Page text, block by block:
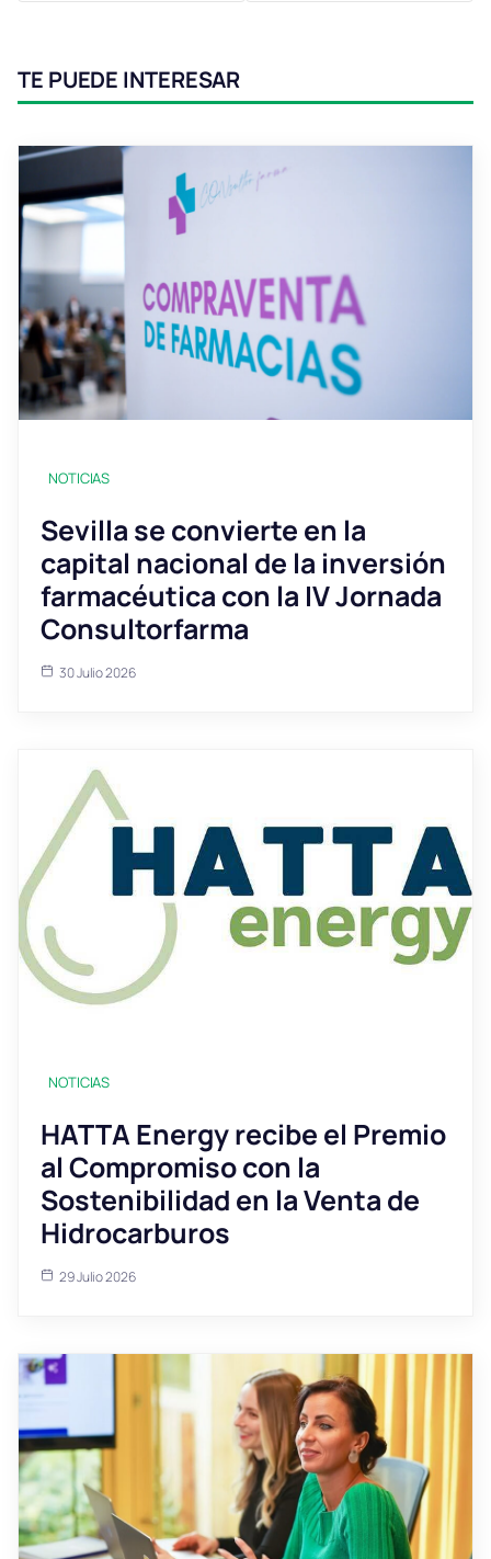
TE PUEDE INTERESAR
NOTICIAS
Sevilla se convierte en la
capital nacional de la inversión
farmacéutica con la IV Jornada
Consultorfarma
30 Julio 2026
NOTICIAS
HATTA Energy recibe el Premio
al Compromiso con la
Sostenibilidad en la Venta de
Hidrocarburos
29 Julio 2026